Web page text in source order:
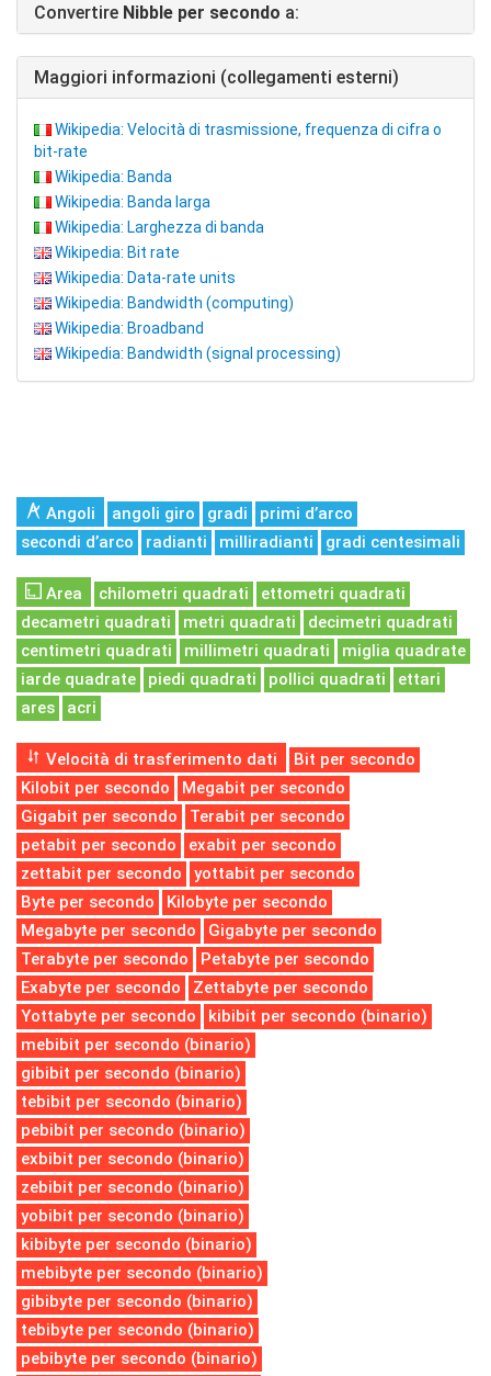
Convertire Nibble per secondo a:
Maggiori informazioni (collegamenti esterni)
Wikipedia: Velocità di trasmissione, frequenza di cifra o
bit-rate
Wikipedia: Banda
Wikipedia: Banda larga
Wikipedia: Larghezza di banda
Wikipedia: Bit rate
Wikipedia: Data-rate units
Wikipedia: Bandwidth (computing)
Wikipedia: Broadband
Wikipedia: Bandwidth (signal processing)
Angoli angoli giro gradi
primi d’arco
secondi d’arco
radianti milliradianti gradi centesimali
Area chilometri quadrati
ettometri quadrati
decametri quadrati
metri quadrati
decimetri quadrati
centimetri quadrati
millimetri quadrati
miglia quadrate
iarde quadrate
piedi quadrati pollici quadrati
ettari
ares
acri
Velocità di trasferimento dati
Bit per secondo
Kilobit per secondo
Megabit per secondo
Gigabit per secondo
Terabit per secondo
petabit per secondo
exabit per secondo
zettabit per secondo
yottabit per secondo
Byte per secondo
Kilobyte per secondo
Megabyte per secondo
Gigabyte per secondo
Terabyte per secondo
Petabyte per secondo
Exabyte per secondo
Zettabyte per secondo
Yottabyte per secondo
kibibit per secondo (binario)
mebibit per secondo (binario)
gibibit per secondo (binario)
tebibit per secondo (binario)
pebibit per secondo (binario)
exbibit per secondo (binario)
zebibit per secondo (binario)
yobibit per secondo (binario)
kibibyte per secondo (binario)
mebibyte per secondo (binario)
gibibyte per secondo (binario)
tebibyte per secondo (binario)
pebibyte per secondo (binario)